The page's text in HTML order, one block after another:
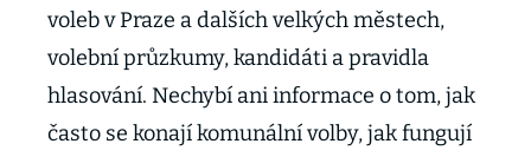
voleb v Praze a dalších velkých městech,
volební průzkumy, kandidáti a pravidla
hlasování. Nechybí ani informace o tom, jak
často se konají komunální volby, jak fungují